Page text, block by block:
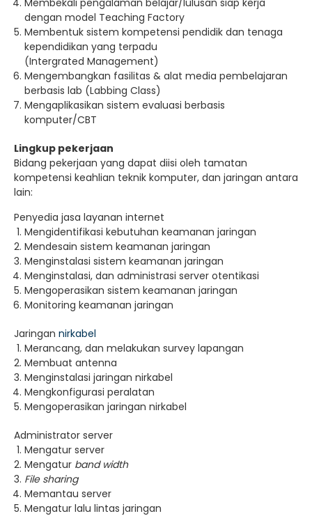
Membekali pengalaman belajar/lulusan siap kerja
dengan model Teaching Factory
Membentuk sistem kompetensi pendidik dan tenaga
kependidikan yang terpadu
(Intergrated Management)
Mengembangkan fasilitas & alat media pembelajaran
berbasis lab (Labbing Class)
Mengaplikasikan sistem evaluasi berbasis
komputer/CBT
Lingkup pekerjaan
Bidang pekerjaan yang dapat diisi oleh tamatan
kompetensi keahlian teknik komputer, dan jaringan antara
lain:
Penyedia jasa layanan internet
Mengidentifikasi kebutuhan keamanan jaringan
Mendesain sistem keamanan jaringan
Menginstalasi sistem keamanan jaringan
Menginstalasi, dan administrasi server otentikasi
Mengoperasikan sistem keamanan jaringan
Monitoring keamanan jaringan
Jaringan nirkabel
Merancang, dan melakukan survey lapangan
Membuat antenna
Menginstalasi jaringan nirkabel
Mengkonfigurasi peralatan
Mengoperasikan jaringan nirkabel
Administrator server
Mengatur server
Mengatur band width
File sharing
Memantau server
Mengatur lalu lintas jaringan